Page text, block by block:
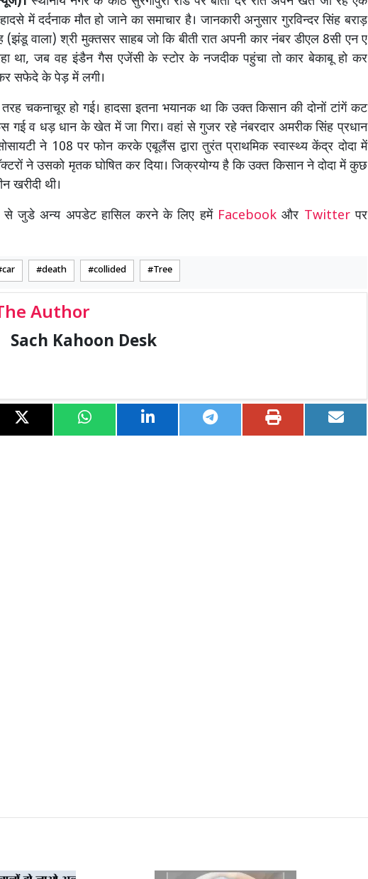
में दर्दनाक मौत हो जाने का समाचार है। जानकारी अनुसार गुरविन्दर सिंह बराड़
वाला) श्री मुक्तसर साहब जो कि बीती रात अपनी कार नंबर डीएल 8सी एन ए
था, जब वह इंडैन गैस एजेंसी के स्टोर के नजदीक पहुंचा तो कार बेकाबू हो कर
सफेदे के पेड़ में लगी।
चकनाचूर हो गई। हादसा इतना भयानक था कि उक्त किसान की दोनों टांगें कट
गई व धड़ धान के खेत में जा गिरा। वहां से गुजर रहे नंबरदार अमरीक सिंह प्रधान
ने 108 पर फोन करके एबूलैंस द्वारा तुरंत प्राथमिक स्वास्थ्य केंद्र दोदा में
ने उसको मृतक घोषित कर दिया। जिक्रयोग्य है कि उक्त किसान ने दोदा में कुछ
खरीदी थी।
से जुडे अन्य अपडेट हासिल करने के लिए हमें Facebookऔर Twitterपर
car death collided Tree
Author
Sach Kahoon Desk